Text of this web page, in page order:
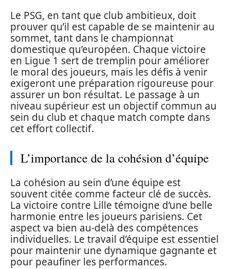
Le PSG, en tant que club ambitieux, doit
prouver qu’il est capable de se maintenir au
sommet, tant dans le championnat
domestique qu’européen. Chaque victoire
en Ligue 1 sert de tremplin pour améliorer
le moral des joueurs, mais les défis à venir
exigeront une préparation rigoureuse pour
assurer un bon résultat. Le passage à un
niveau supérieur est un objectif commun au
sein du club et chaque match compte dans
cet effort collectif.
L’importance de la cohésion d’équipe
La cohésion au sein d’une équipe est
souvent citée comme facteur clé de succès.
La victoire contre Lille témoigne d’une belle
harmonie entre les joueurs parisiens. Cet
aspect va bien au-delà des compétences
individuelles. Le travail d’équipe est essentiel
pour maintenir une dynamique gagnante et
pour peaufiner les performances.